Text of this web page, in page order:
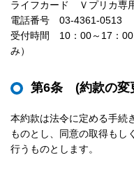
ライフカード Ｖプリカ専
電話番号 03-4361-0513
受付時間 10：00～17：00
み）
第6条 (約款の変
本約款は法令に定める手続
ものとし、同意の取得もし
行うものとします。